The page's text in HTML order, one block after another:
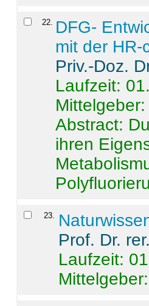
22
DFG-
mit der HR-
Priv.-Doz.
Laufzeit:
Abstract:
ihren
23.
Prof. Dr.
Laufzeit: